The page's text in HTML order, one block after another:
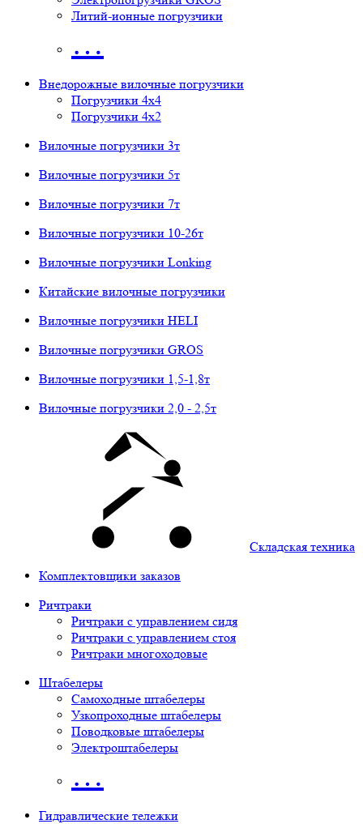
Литий-ионные погрузчики
…
Внедорожные вилочные погрузчики
Погрузчики 4х4
Погрузчики 4х2
Вилочные погрузчики 3т
Вилочные погрузчики 5т
Вилочные погрузчики 7т
Вилочные погрузчики 10-26т
Вилочные погрузчики Lonking
Китайские вилочные погрузчики
Вилочные погрузчики HELI
Вилочные погрузчики GROS
Вилочные погрузчики 1,5-1,8т
Вилочные погрузчики 2,0 - 2,5т
Складская техника
Комплектовщики заказов
Ричтраки
Ричтраки с управлением сидя
Ричтраки с управлением стоя
Ричтраки многоходовые
Штабелеры
Самоходные штабелеры
Узкопроходные штабелеры
Поводковые штабелеры
Электроштабелеры
…
Гидравлические тележки